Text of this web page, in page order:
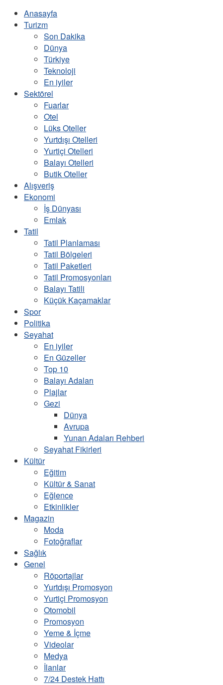
Anasayfa
Turizm
Son Dakika
Dünya
Türkiye
Teknoloji
En iyiler
Sektörel
Fuarlar
Otel
Lüks Oteller
Yurtdışı Otelleri
Yurtiçi Otelleri
Balayı Otelleri
Butik Oteller
Alışveriş
Ekonomi
İş Dünyası
Emlak
Tatil
Tatil Planlaması
Tatil Bölgeleri
Tatil Paketleri
Tatil Promosyonları
Balayı Tatili
Küçük Kaçamaklar
Spor
Politika
Seyahat
En iyiler
En Güzeller
Top 10
Balayı Adaları
Plajlar
Gezi
Dünya
Avrupa
Yunan Adaları Rehberi
Seyahat Fikirleri
Kültür
Eğitim
Kültür & Sanat
Eğlence
Etkinlikler
Magazin
Moda
Fotoğraflar
Sağlık
Genel
Röportajlar
Yurtdışı Promosyon
Yurtiçi Promosyon
Otomobil
Promosyon
Yeme & İçme
Videolar
Medya
İlanlar
7/24 Destek Hattı